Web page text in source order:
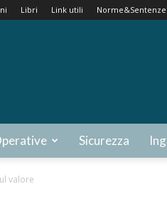
Libri Link utili Norme&Sentenze
Sicurezza
valore